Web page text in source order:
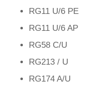
RG11 U/6 PE
RG11 U/6 AP
RG58 C/U
RG213 / U
RG174 A/U